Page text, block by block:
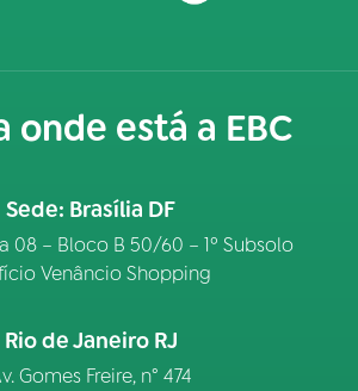
onde está a EBC
Sede: Brasília DF
08 – Bloco B 50/60 – 1º Subsolo
Venâncio Shopping
Rio de Janeiro RJ
Gomes Freire, n° 474